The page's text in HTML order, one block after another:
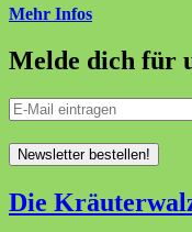
Mehr Infos
Melde dich für
Die